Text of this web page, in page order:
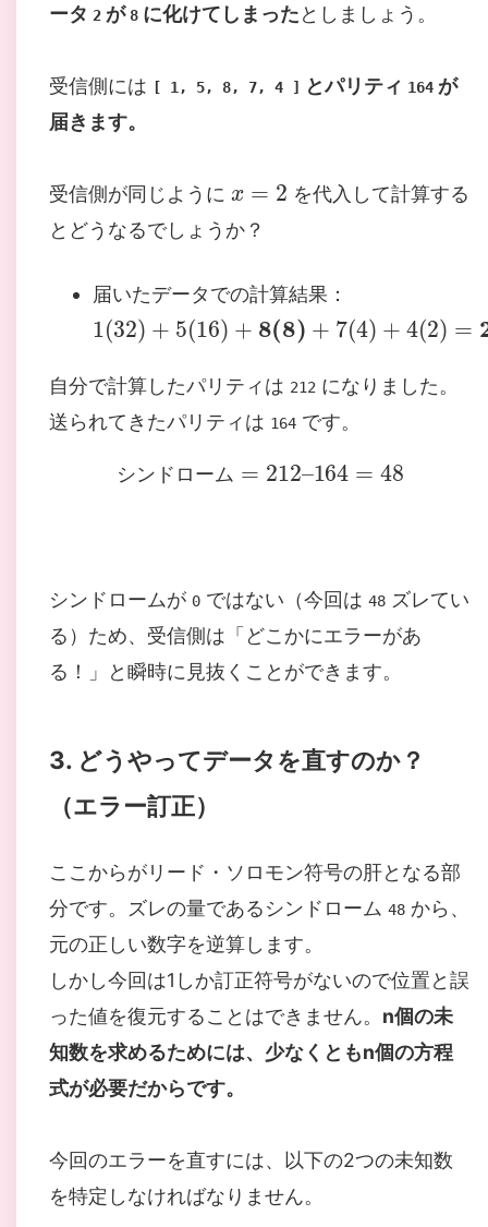
ータ 2 が 8 に化けてしまったとしましょう。
受信側には [ 1, 5, 8, 7, 4 ] とパリティ 164 が
届きます。
受信側が同じように
を代入して計算する
とどうなるでしょうか？
届いたデータでの計算結果：
1(32) 5( 16)+8(8) + 7 ( + 4
自分で計算したパリティは 212 になりました。
送られてきたパリティは 164 です。
シ ン ロ ム
ン ド ロ ー ム
シンドロームが 0 ではない（今回は 48 ズレてい
る）ため、受信側は「どこかにエラーがあ
る！」と瞬時に見抜くことができます。
3. どうやってデータを直すのか？
（エラー訂正）
ここからがリード・ソロモン符号の肝となる部
分です。ズレの量であるシンドローム 48 から、
元の正しい数字を逆算します。
しかし今回は1しか訂正符号がないので位置と誤
った値を復元することはできません。 n個の未
知数を求めるためには、少なくともn個の方程
式が必要だからです。
今回のエラーを直すには、以下の2つの未知数
を特定しなければなりません。